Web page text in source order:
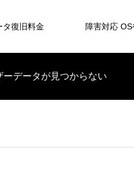
タ復旧料金 障害対応
データが見つからない